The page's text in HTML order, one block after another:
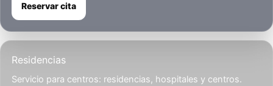
Reservar cita
Residencias
Servicio para centros: residencias, hospitales y centros.